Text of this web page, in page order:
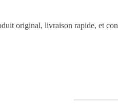
original, livraison rapide, et